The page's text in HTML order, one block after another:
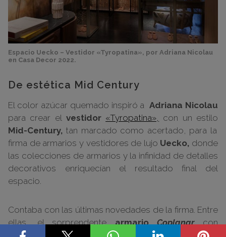
Espacio Uecko – Vestidor «Tyropatina», por Adriana Nicolau
en Casa Decor 2022.
De estética Mid Century
El color azúcar quemado inspiró aAdriana Nicolau
para crear elvestidor «Tyropatina», con un estilo
Mid-Century, tan marcado como acertado, para la
firma de armarios y vestidores de lujo Uecko, donde
las colecciones de armarios y la infinidad de detalles
decorativos enriquecían el resultado final del
espacio.
Contaba con las últimas novedades de la firma. Entre
ellas, el sorprendentearmarioCoplanar
con